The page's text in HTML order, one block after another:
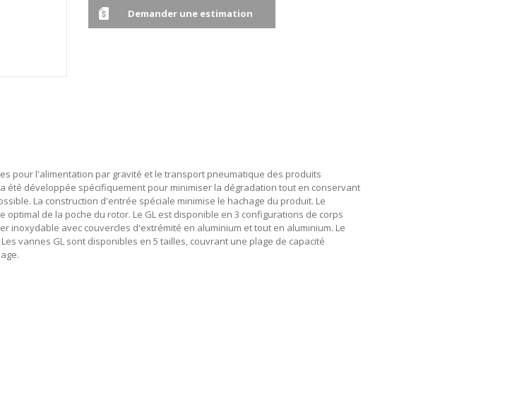
Demander une estimation
pour l'alimentation par gravité et le transport pneumatique des produits
été développée spécifiquement pour minimiser la dégradation tout en conservant
La construction d'entrée spéciale minimise le hachage du produit. Le
de la poche du rotor. Le GL est disponible en 3 configurations de corps
inoxydable avec couvercles d'extrémité en aluminium et tout en aluminium. Le
vannes GL sont disponibles en 5 tailles, couvrant une plage de capacité